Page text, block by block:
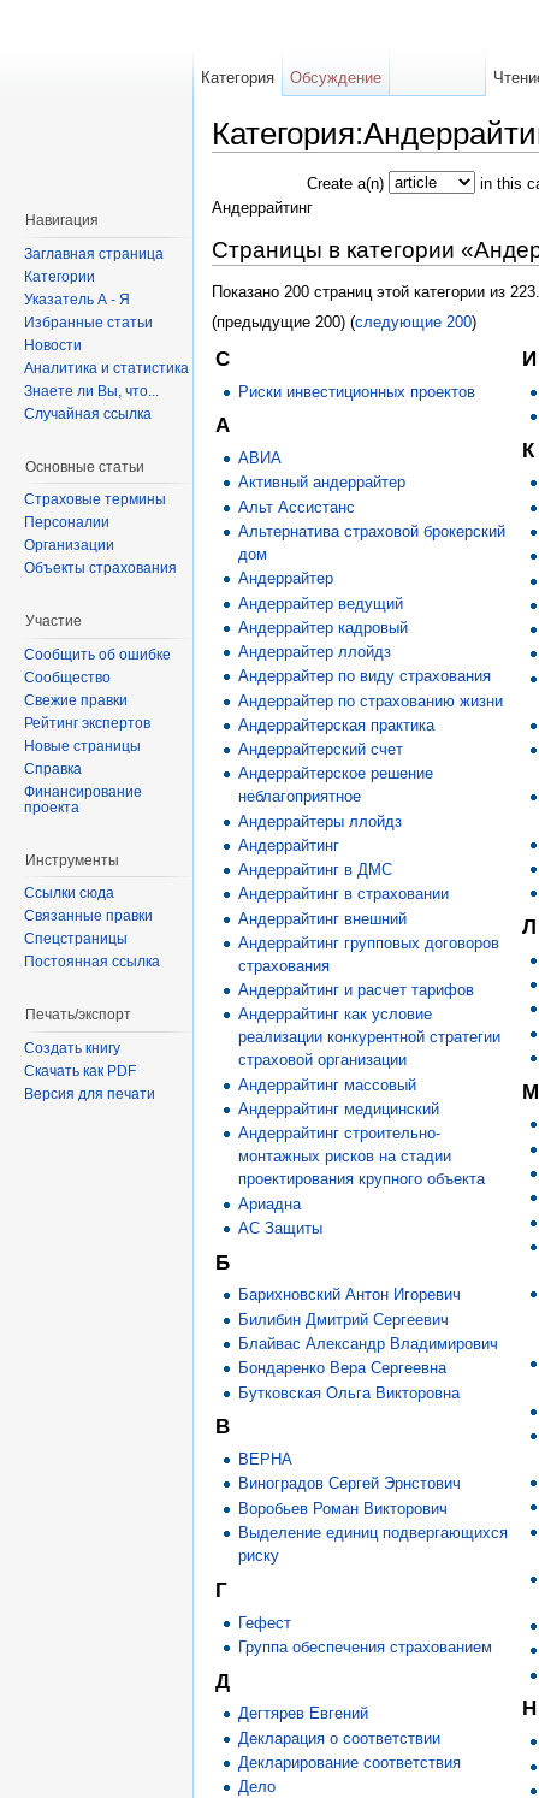
Create a(n)
in this
Андеррайтинг
Страницы в категории
Показано 200 страниц этой категории из 223.
(предыдущие 200) (следующие 200)
C
Риски инвестиционных проектов
А
АВИА
Активный андеррайтер
Альт Ассистанс
Альтернатива страховой брокерский
дом
Андеррайтер
Андеррайтер ведущий
Андеррайтер кадровый
Андеррайтер ллойдз
Андеррайтер по виду страхования
Андеррайтер по страхованию жизни
Андеррайтерская практика
Андеррайтерский счет
Андеррайтерское решение
неблагоприятное
Андеррайтеры ллойдз
Андеррайтинг
Андеррайтинг в ДМС
Андеррайтинг в страховании
Андеррайтинг внешний
Андеррайтинг групповых договоров
страхования
Андеррайтинг и расчет тарифов
Андеррайтинг как условие
реализации конкурентной стратегии
страховой организации
Андеррайтинг массовый
Андеррайтинг медицинский
Андеррайтинг строительно-
монтажных рисков на стадии
проектирования крупного объекта
Ариадна
АС Защиты
Б
Барихновский Антон Игоревич
Билибин Дмитрий Сергеевич
Блайвас Александр Владимирович
Бондаренко Вера Сергеевна
Бутковская Ольга Викторовна
В
ВЕРНА
Виноградов Сергей Эрнстович
Воробьев Роман Викторович
Выделение единиц подвергающихся
риску
Г
Гефест
Группа обеспечения страхованием
Д
Дегтярев Евгений
Декларация о соответствии
Декларирование соответствия
Дело
К
Л
М
Н
Категория Обсуждение
Навигация
Заглавная страница
Категории
Указатель А - Я
Избранные статьи
Новости
Аналитика и статистика
Знаете ли Вы, что...
Случайная ссылка
Основные статьи
Страховые термины
Персоналии
Организации
Объекты страхования
Участие
Сообщить об ошибке
Сообщество
Свежие правки
Рейтинг экспертов
Новые страницы
Справка
Финансирование
проекта
Инструменты
Ссылки сюда
Связанные правки
Спецстраницы
Постоянная ссылка
Печать/экспорт
Создать книгу
Скачать как PDF
Версия для печати